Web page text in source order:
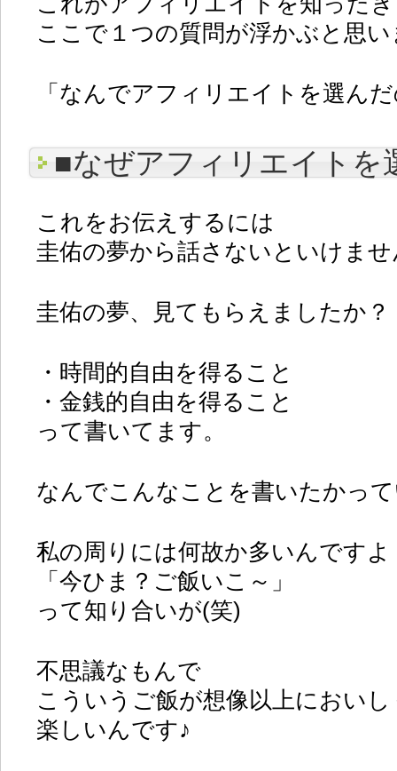
ここで１つの質問が浮かぶと思
「なんでアフィリエイトを選ん
■なぜアフィリエイトを
これをお伝えするには
圭佑の夢から話さないといけませ
圭佑の夢、見てもらえましたか？
・時間的自由を得ること
・金銭的自由を得ること
って書いてます。
なんでこんなことを書いたかっ
私の周りには何故か多いんですよ
「今ひま？ご飯いこ～」
って知り合いが(笑)
不思議なもんで
こういうご飯が想像以上においし
楽しいんです♪